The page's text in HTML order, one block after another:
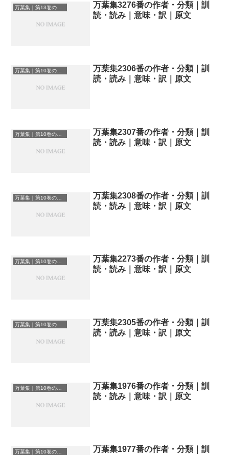
万葉集｜第13巻の和歌一覧
万葉集3276番の作者・分類｜訓
読・読み｜意味・訳｜原文
万葉集｜第10巻の和歌一覧
万葉集2306番の作者・分類｜訓
読・読み｜意味・訳｜原文
万葉集｜第10巻の和歌一覧
万葉集2307番の作者・分類｜訓
読・読み｜意味・訳｜原文
万葉集｜第10巻の和歌一覧
万葉集2308番の作者・分類｜訓
読・読み｜意味・訳｜原文
万葉集｜第10巻の和歌一覧
万葉集2273番の作者・分類｜訓
読・読み｜意味・訳｜原文
万葉集｜第10巻の和歌一覧
万葉集2305番の作者・分類｜訓
読・読み｜意味・訳｜原文
万葉集｜第10巻の和歌一覧
万葉集1976番の作者・分類｜訓
読・読み｜意味・訳｜原文
万葉集｜第10巻の和歌一覧
万葉集1977番の作者・分類｜訓